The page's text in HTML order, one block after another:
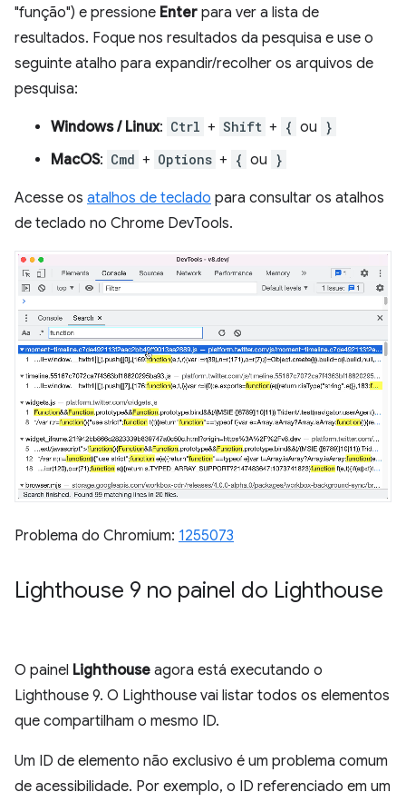
"função") e pressione Enter para ver a lista de
resultados. Foque nos resultados da pesquisa e use o
seguinte atalho para expandir/recolher os arquivos de
pesquisa:
Windows / Linux: Ctrl + Shift + { ou }
MacOS: Cmd + Options + { ou }
Acesse os atalhos de teclado para consultar os atalhos
de teclado no Chrome DevTools.
Problema do Chromium: 1255073
Lighthouse 9 no painel do Lighthouse
O painel Lighthouse agora está executando o
Lighthouse 9. O Lighthouse vai listar todos os elementos
que compartilham o mesmo ID.
Um ID de elemento não exclusivo é um problema comum
de acessibilidade. Por exemplo, o ID referenciado em um